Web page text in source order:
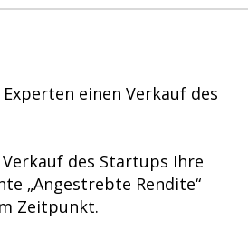
einen Verkauf des
des Startups Ihre
„Angestrebte Rendite“
Zeitpunkt.